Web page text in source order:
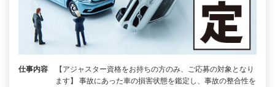
仕事内容
【アジャスター資格をお持ちの方のみ、ご応募の対象となり
ます】 事故にあった車の損害状態を鑑定し、事故の整合性を